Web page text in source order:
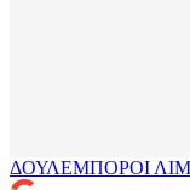
ΔΟΥΛΕΜΠΟΡΟΙ